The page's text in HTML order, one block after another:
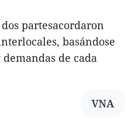
partesacordaron
basándose
de cada
VNA